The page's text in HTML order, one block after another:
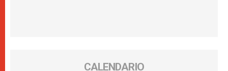
CALENDARIO